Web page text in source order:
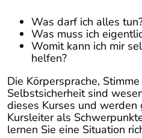
Was darf ich alles
Was muss ich
Womit kann ich mir
helfen?
Die Körpersprache,
Selbstsicherheit sind
dieses Kurses und werden
Kursleiter als
lernen Sie eine Situation